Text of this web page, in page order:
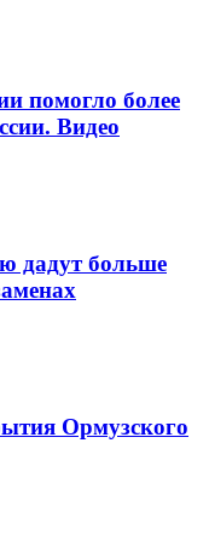
помогло более
Видео
дадут больше
Ормузского